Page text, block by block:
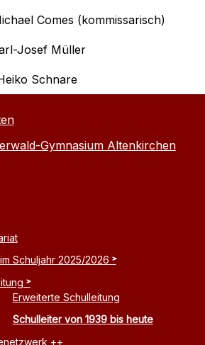
Gymnasium Altenkirchen
Schuljahr 2025/2026
Erweiterte Schulleitung
Schulleiter von 1939 bis heute
++
Comes (kommissarisch)
Josef Müller
Schnare